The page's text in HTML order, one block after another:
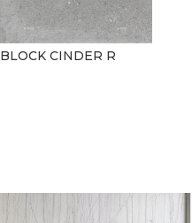
BLOCK CINDER R